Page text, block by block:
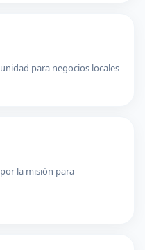
para negocios locales
la misión para